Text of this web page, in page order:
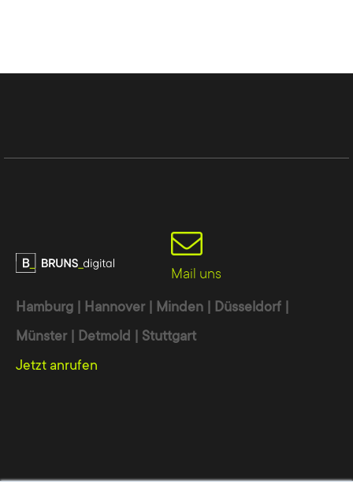
Die Kompetenzen und Fähigkeiten unserer
Mitarbeiter sind so verteilt, dass wir für jeden
Teilschritt einen Spezialisten besitzen:
Medienwissenschaftler
Kommunikation und Online-Marketing-
Hamburg | Hannover | Minden | Düsseldorf |
Münster | Detmold | Stuttgart
Jetzt anrufen
Mail uns